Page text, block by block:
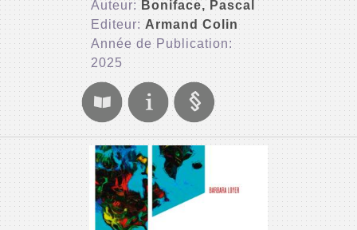
Auteur: Boniface, Pascal
Editeur:Armand Colin
Année de Publication:
2025